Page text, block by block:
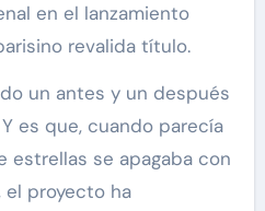
en el lanzamiento
revalida título.
un antes y un después
es que, cuando parecía
estrellas se apagaba con
el proyecto ha